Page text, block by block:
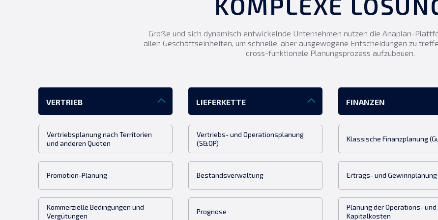
Große und sich dynamisch entwickelnde Unternehmen nutzen die Anaplan-
allen Geschäftseinheiten, um schnelle, aber ausgewogene Entscheidungen zu
cross-funktionale Planungsprozess aufzubauen.
VERTRIEB
Vertriebsplanung nach Territorien
und anderen Quoten
Promotion-Planung
Kommerzielle Bedingungen und
Vergütungen
LIEFERKETTE
Vertriebs- und Operationsplanung
(S&OP)
Bestandsverwaltung
Prognose
FINANZEN
Klassische Finanzplanung
Ertrags- und Gewinnplanung
Planung der Operations- und
Kapitalkosten